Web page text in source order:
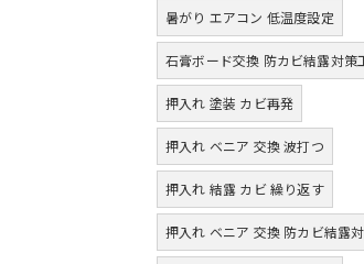
暑がり エアコン 低温度設定
石膏ボード交換 防カビ結露対策
押入れ 塗装 カビ再発
押入れ ベニア 交換 波打つ
押入れ 結露 カビ 繰り返す
押入れ ベニア 交換 防カビ結露